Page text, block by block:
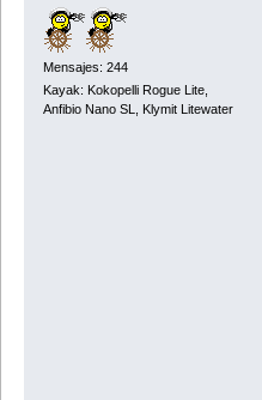
Mensajes: 244
Kayak: Kokopelli Rogue Lite,
Anfibio Nano SL, Klymit Litewater